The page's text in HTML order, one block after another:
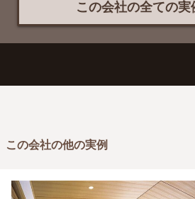
この会社の全ての実
この会社の他の実例